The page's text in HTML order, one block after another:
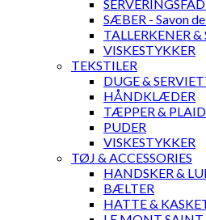
SÆBER - Savon
TALLERKENER &
VISKESTYKKER
TEKSTILER
DUGE &
HÅNDKLÆDER
TÆPPER &
PUDER
VISKESTYKKER
TØJ & ACCESSORIES
HANDSKER &
BÆLTER
HATTE &